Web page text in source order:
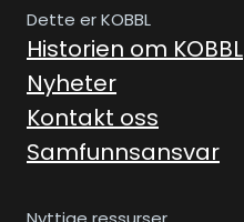
Dette er KOBBL
Historien om KOBBL
Nyheter
Kontakt oss
Samfunnsansvar